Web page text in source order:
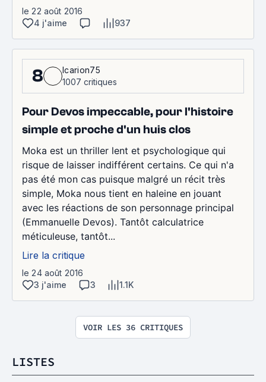
le 22 août 2016
4 j'aime
937
8
Icarion75
1007 critiques
Pour Devos impeccable, pour l'histoire
simple et proche d'un huis clos
Moka est un thriller lent et psychologique qui
risque de laisser indifférent certains. Ce qui n'a
pas été mon cas puisque malgré un récit très
simple, Moka nous tient en haleine en jouant
avec les réactions de son personnage principal
(Emmanuelle Devos). Tantôt calculatrice
méticuleuse, tantôt...
Lire la critique
le 24 août 2016
3 j'aime
3 1.1K
VOIR LES 36 CRITIQUES
LISTES